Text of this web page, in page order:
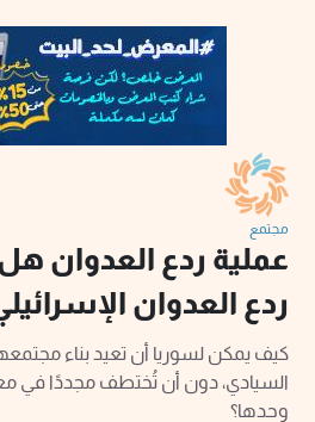
مجتمع
عملية ردع العدوان
ردع العدوان
كيف يمكن لسوريا أن تعيد بناء
السيادي، دون أن تُختطف مجددًا في
وحدها؟